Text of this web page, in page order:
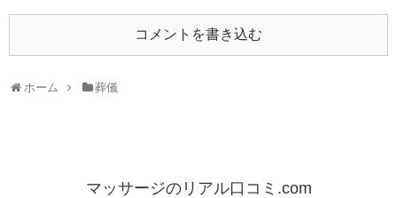
コメントを書き込む
ホーム 葬儀
マッサージのリアル口コミ.com